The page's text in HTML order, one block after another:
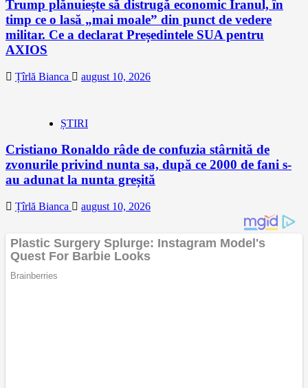
Trump plănuiește să distrugă economic Iranul, în
timp ce o lasă „mai moale” din punct de vedere
militar. Ce a declarat Președintele SUA pentru
AXIOS
Țîrlă Bianca august 10, 2026
ȘTIRI
Cristiano Ronaldo râde de confuzia stârnită de
zvonurile privind nunta sa, după ce 2000 de fani s-
au adunat la nunta greșită
Țîrlă Bianca august 10, 2026